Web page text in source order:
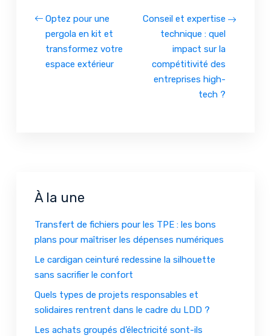
Optez pour une
pergola en kit et
transformez votre
espace extérieur
Conseil et expertise
technique : quel
impact sur la
compétitivité des
entreprises high-
tech ?
À la une
Transfert de fichiers pour les TPE : les bons
plans pour maîtriser les dépenses numériques
Le cardigan ceinturé redessine la silhouette
sans sacrifier le confort
Quels types de projets responsables et
solidaires rentrent dans le cadre du LDD ?
Les achats groupés d’électricité sont-ils